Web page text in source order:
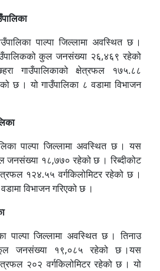
पाल्पा जिल्लामा अवस्थित छ ।
कुल जनसंख्या २६,४६९ रहेको
गाउँपालिकाको क्षेत्रफल १७५.८८
छ । यो गाउँपालिका ८ वडामा विभाजन
पाल्पा जिल्लामा अवस्थित छ । यस
जनसंख्या १८,७७० रहेको छ । रिब्दीकोट
१२४.५५ वर्गकिलोमिटर रहेको छ ।
विभाजन गरिएको छ ।
पाल्पा जिल्लामा अवस्थित छ । तिनाउ
कूल जनसंख्या १९,०८५ रहेको छ ।यस
२०२ वर्गकिलोमिटर रहेको छ । यो